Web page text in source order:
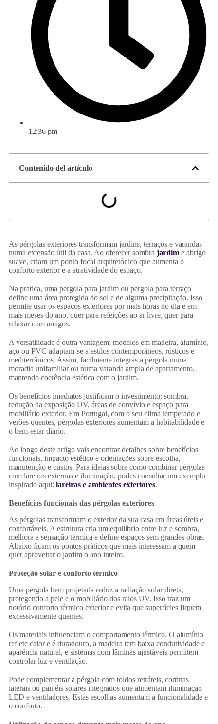
12:36 pm
Contenido del artículo
As pérgolas exteriores transformam jardins, terraços e varandas
numa extensão útil da casa. Ao oferecer sombra jardim e abrigo
suave, criam um ponto focal arquitetónico que aumenta o
conforto exterior e a atratividade do espaço.
Na prática, uma pérgola para jardim ou pérgola para terraço
define uma área protegida do sol e de alguma precipitação. Isso
permite usar os espaços exteriores por mais horas do dia e em
mais meses do ano, quer para refeições ao ar livre, quer para
relaxar com amigos.
A versatilidade é outra vantagem: modelos em madeira, alumínio,
aço ou PVC adaptam-se a estilos contemporâneos, rústicos e
mediterrânicos. Assim, facilmente integras a pérgola numa
moradia unifamiliar ou numa varanda ampla de apartamento,
mantendo coerência estética com o jardim.
Os benefícios imediatos justificam o investimento: sombra,
redução da exposição UV, áreas de convívio e espaço para
mobiliário exterior. Em Portugal, com o seu clima temperado e
verões quentes, pérgolas exteriores aumentam a habitabilidade e
o bem-estar diário.
Ao longo deste artigo vais encontrar detalhes sobre benefícios
funcionais, impacto estético e orientações sobre escolha,
manutenção e custos. Para ideias sobre como combinar pérgolas
com lareiras externas e iluminação, podes consultar um exemplo
inspirado aqui: lareiras e ambientes exteriores.
Benefícios funcionais das pérgolas exteriores
As pérgolas transformam o exterior da sua casa em áreas úteis e
confortáveis. A estrutura cria um equilíbrio entre luz e sombra,
melhora a sensação térmica e define espaços sem grandes obras.
Abaixo ficam os pontos práticos que mais interessam a quem
quer aproveitar o jardim o ano inteiro.
Proteção solar e conforto térmico
Uma pérgola bem projetada reduz a radiação solar direta,
protegendo a pele e o mobiliário dos raios UV. Isso traz um
notório conforto térmico exterior e evita que superfícies fiquem
excessivamente quentes.
Os materiais influenciam o comportamento térmico. O alumínio
reflete calor e é duradouro, a madeira tem baixa condutividade e
aparência natural, e sistemas com lâminas ajustáveis permitem
controlar luz e ventilação.
Pode complementar a pérgola com toldos retráteis, cortinas
laterais ou painéis solares integrados que alimentam iluminação
LED e ventiladores. Estas escolhas aumentam a funcionalidade e
o conforto.